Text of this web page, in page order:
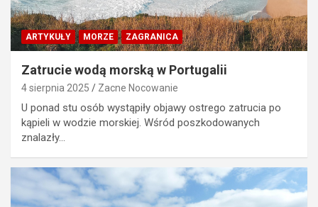
ARTYKUŁY MORZE ZAGRANICA
Zatrucie wodą morską w Portugalii
4 sierpnia 2025 Zacne Nocowanie
U ponad stu osób wystąpiły objawy ostrego zatrucia po
kąpieli w wodzie morskiej. Wśród poszkodowanych
znalazły…